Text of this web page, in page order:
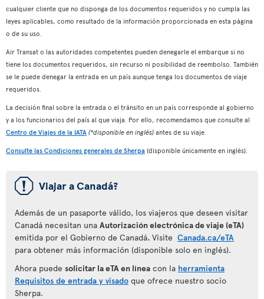
cualquier cliente que no disponga de los documentos requeridos y no cumpla las
leyes aplicables, como resultado de la información proporcionada en esta página
o de su uso.
Air Transat o las autoridades competentes pueden denegarle el embarque si no
tiene los documentos requeridos, sin recurso ni posibilidad de reembolso. También
se le puede denegar la entrada en un país aunque tenga los documentos de viaje
requeridos.
La decisión final sobre la entrada o el tránsito en un país corresponde al gobierno
y a los funcionarios del país al que viaja. Por ello, recomendamos que consulte al
Centro de Viajes de la IATA (*disponible en inglés) antes de su viaje.
Consulte las Condiciones generales de Sherpa (disponible únicamente en inglés).
ü Viajar a Canadá?
Además de un pasaporte válido, los viajeros que deseen visitar
Canadá necesitan una Autorización electrónica de viaje (eTA)
emitida por el Gobierno de Canadá. Visite Canada.ca/eTA
para obtener más información (disponible solo en inglés).
Ahora puede solicitar la eTA en línea con la herramienta
Requisitos de entrada y visado que ofrece nuestro socio
Sherpa.